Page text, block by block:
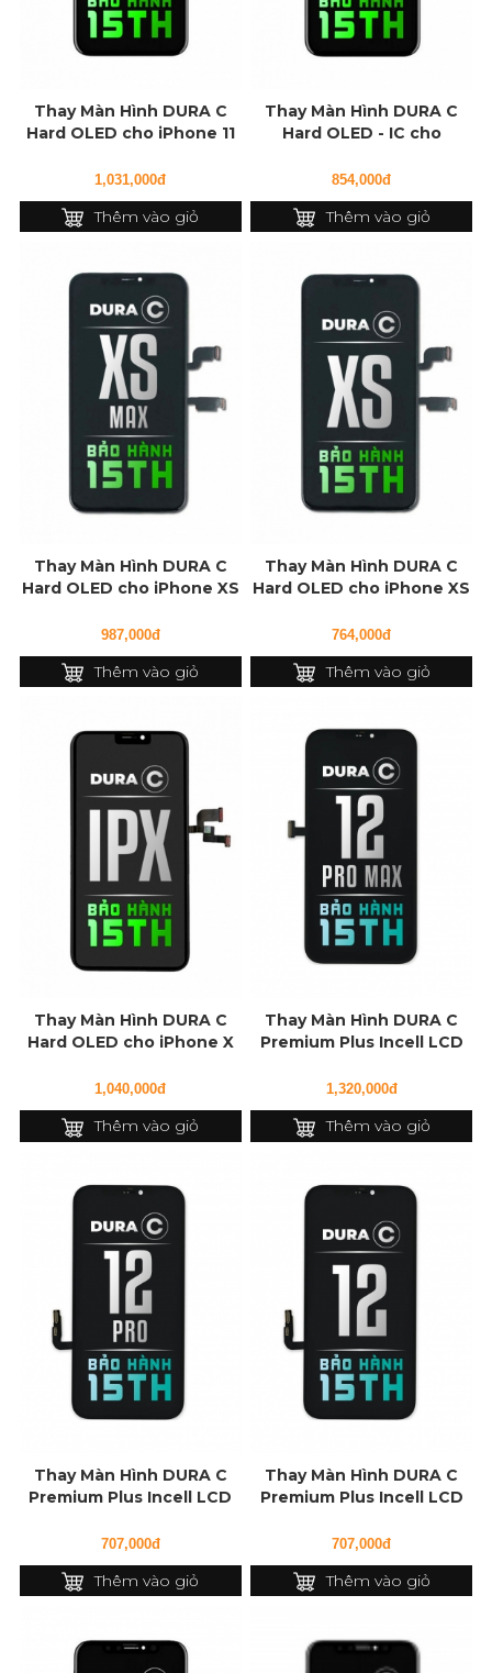
Thay Màn Hình DURA C
Hard OLED cho iPhone 11
1,031,000đ
Thêm vào giỏ
Thay Màn Hình DURA C
Hard OLED - IC cho
854,000đ
Thêm vào giỏ
Thay Màn Hình DURA C
Hard OLED cho iPhone XS
987,000đ
Thêm vào giỏ
Thay Màn Hình DURA C
Hard OLED cho iPhone XS
764,000đ
Thêm vào giỏ
Thay Màn Hình DURA C
Hard OLED cho iPhone X
1,040,000đ
Thêm vào giỏ
Thay Màn Hình DURA C
Premium Plus Incell LCD
1,320,000đ
Thêm vào giỏ
Thay Màn Hình DURA C
Premium Plus Incell LCD
707,000đ
Thêm vào giỏ
Thay Màn Hình DURA C
Premium Plus Incell LCD
707,000đ
Thêm vào giỏ